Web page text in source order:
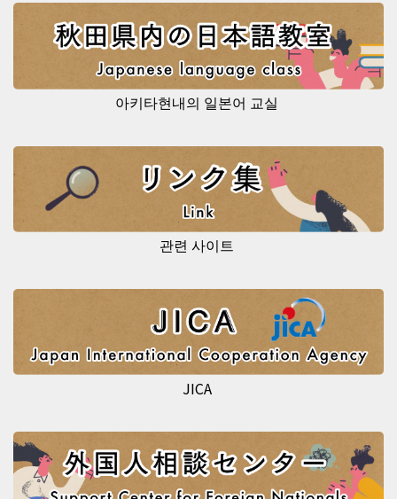
아키타현내의 일본어 교실
관련 사이트
JICA